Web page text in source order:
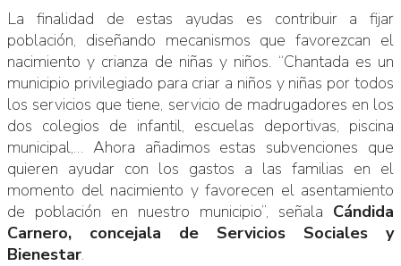
La finalidad de estas ayudas es contribuir a fijar
población, diseñando mecanismos que favorezcan el
nacimiento y crianza de niñas y niños. “Chantada es un
municipio privilegiado para criar a niños y niñas por todos
los servicios que tiene, servicio de madrugadores en los
dos colegios de infantil, escuelas deportivas, piscina
municipal,… Ahora añadimos estas subvenciones que
quieren ayudar con los gastos a las familias en el
momento del nacimiento y favorecen el asentamiento
de población en nuestro municipio”, señala Cándida
Carnero, concejala de Servicios Sociales y
Bienestar.